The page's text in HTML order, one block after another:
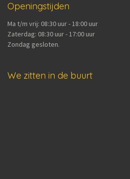
Openingstijden
Ma t/m vrij: 08:30 uur - 18:00 uur
Zaterdag: 08:30 uur - 17:00 uur
Zondag gesloten.
We zitten in de buurt